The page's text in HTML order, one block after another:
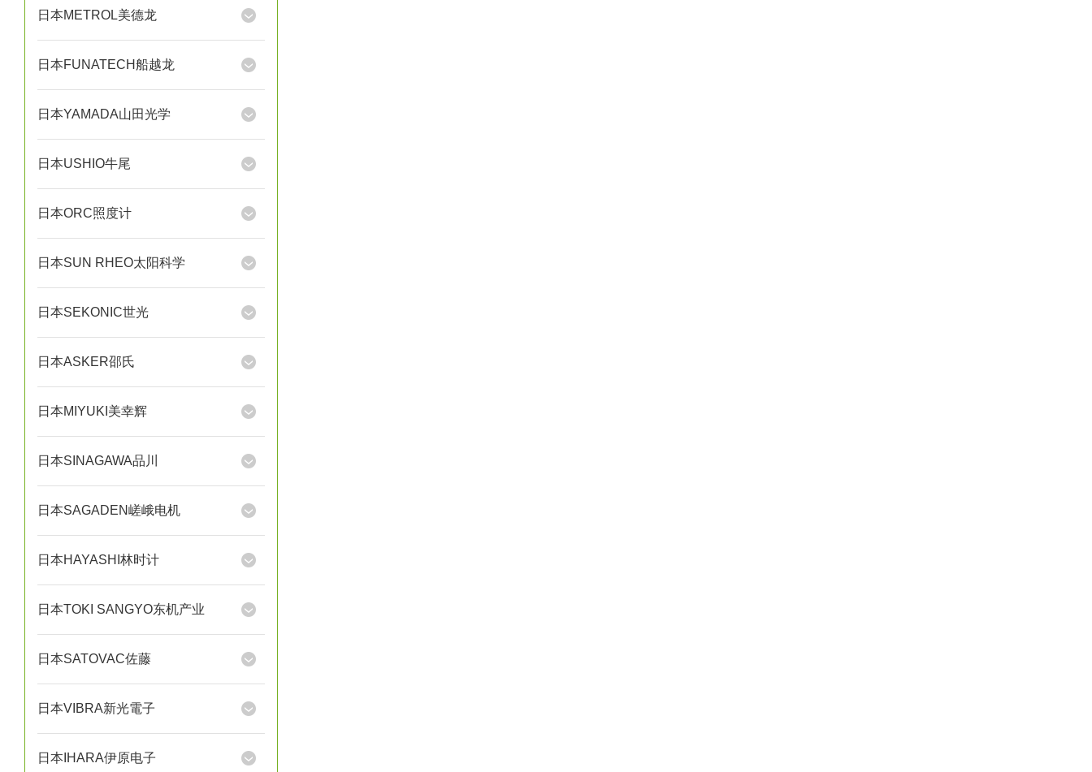
日本METROL美德龙
日本FUNATECH船越龙
日本YAMADA山田光学
日本USHIO牛尾
日本ORC照度计
日本SUN RHEO太阳科学
日本SEKONIC世光
日本ASKER邵氏
日本MIYUKI美幸辉
日本SINAGAWA品川
日本SAGADEN嵯峨电机
日本HAYASHI林时计
日本TOKI SANGYO东机产业
日本SATOVAC佐藤
日本VIBRA新光電子
日本IHARA伊原电子